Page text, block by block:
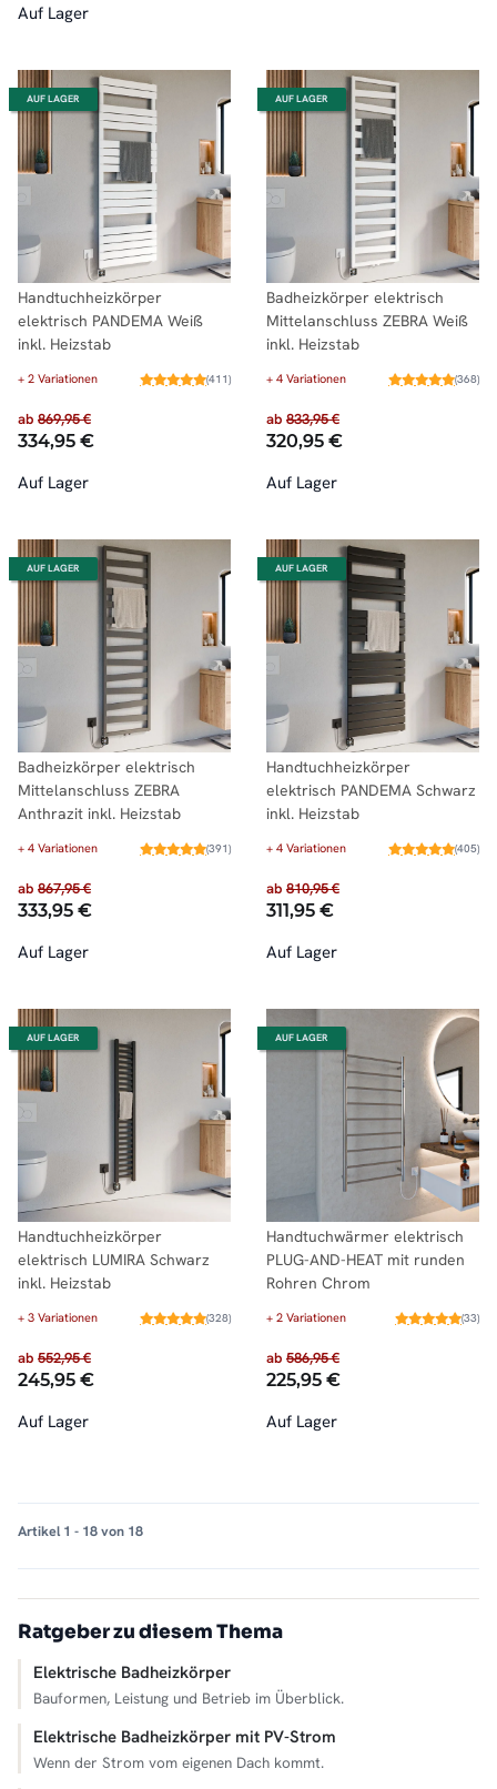
Auf Lager
AUF LAGER
Handtuchheizkörper
elektrisch PANDEMA Weiß
inkl. Heizstab
+ 2 Variationen (411)
ab 869,95 €
334,95 €
Auf Lager
AUF LAGER
Badheizkörper elektrisch
Mittelanschluss ZEBRA Weiß
inkl. Heizstab
+ 4 Variationen (368)
ab 833,95 €
320,95 €
Auf Lager
AUF LAGER
Badheizkörper elektrisch
Mittelanschluss ZEBRA
Anthrazit inkl. Heizstab
+ 4 Variationen (391)
ab 867,95 €
333,95 €
Auf Lager
AUF LAGER
Handtuchheizkörper
elektrisch PANDEMA Schwarz
inkl. Heizstab
+ 4 Variationen (405)
ab 810,95 €
311,95 €
Auf Lager
AUF LAGER
Handtuchheizkörper
elektrisch LUMIRA Schwarz
inkl. Heizstab
+ 3 Variationen (328)
ab 552,95 €
245,95 €
Auf Lager
AUF LAGER
Handtuchwärmer elektrisch
PLUG-AND-HEAT mit runden
Rohren Chrom
+ 2 Variationen (33)
ab 586,95 €
225,95 €
Auf Lager
Artikel 1 - 18 von 18
Ratgeber zu diesem Thema
Elektrische Badheizkörper
Bauformen, Leistung und Betrieb im Überblick.
Elektrische Badheizkörper mit PV-Strom
Wenn der Strom vom eigenen Dach kommt.